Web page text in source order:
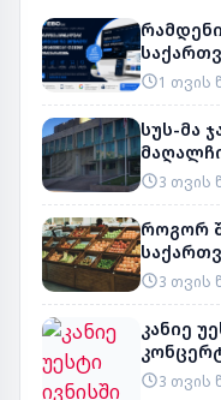
1 თვის
სუს-მა
3 თვის
როგორ
3 თვის
კანიე
3 თვის